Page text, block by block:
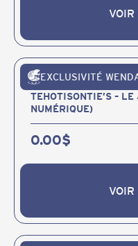
VOIR LE PRODUIT
EXCLUSIVITÉ
Publications et produits
TEHOTISONTIE’S –
NUMÉRIQUE)
0.00$
VOIR LE PRODUIT